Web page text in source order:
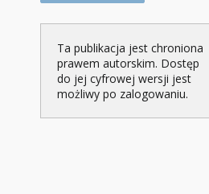
Ta publikacja jest chroniona
prawem autorskim. Dostęp
do jej cyfrowej wersji jest
możliwy po zalogowaniu.